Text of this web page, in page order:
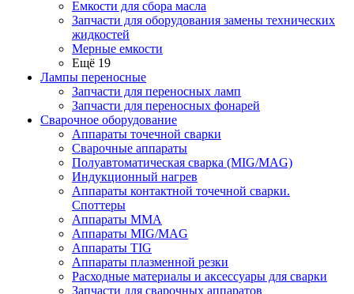
Емкости для сбора масла
Запчасти для оборудования замены технических
жидкостей
Мерные емкости
Ещё 19
Лампы переносные
Запчасти для переносных ламп
Запчасти для переносных фонарей
Сварочное оборудование
Аппараты точечной сварки
Сварочные аппараты
Полуавтоматическая сварка (MIG/MAG)
Индукционный нагрев
Аппараты контактной точечной сварки.
Споттеры
Аппараты MMA
Аппараты MIG/MAG
Аппараты TIG
Аппараты плазменной резки
Расходные материалы и аксессуары для сварки
Запчасти для сварочных аппаратов